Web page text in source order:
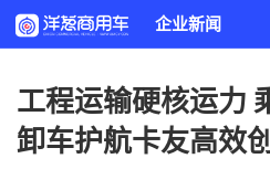
企业新闻
工程运输硬核运力
卸车护航卡友高效